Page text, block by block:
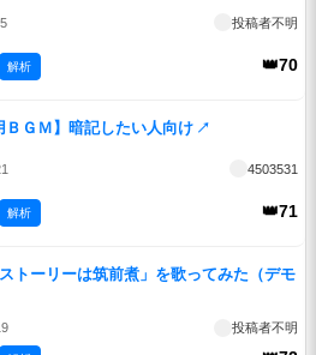
投稿者不明
👑70
解析
ＢＧＭ】暗記したい人向け ↗
4503531
👑71
解析
ストーリーは筑前煮」を歌ってみた（デモ
投稿者不明